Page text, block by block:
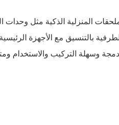
المنزلية الذكية مثل وحدات